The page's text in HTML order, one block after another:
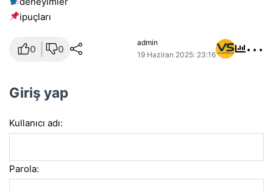
i̇puçları
0 0
admin
19 Haziran 2025: 23:16
⋯
Giriş yap
Kullanıcı adı:
Parola: